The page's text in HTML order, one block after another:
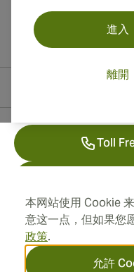
本网站使用 Cookie
意这一点，但如果您
政策.
允許
進入
離開
Toll